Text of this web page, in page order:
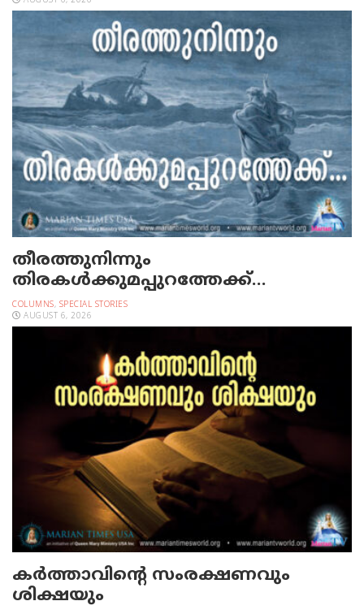
തീരത്തുനിന്നും
തിരകള്‍ക്കുമപ്പുറത്തേക്ക്…
COLUMNS, SPECIAL STORIES
AUGUST 6, 2026
കർത്താവിന്റെ സംരക്ഷണവും
ശിക്ഷയും